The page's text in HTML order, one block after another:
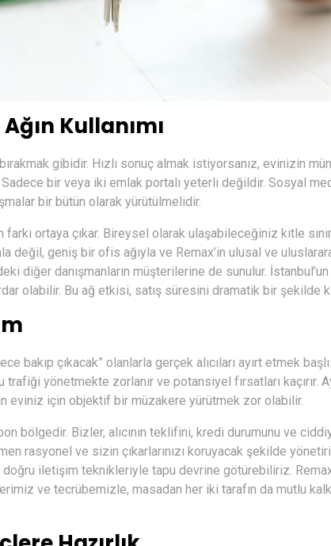
Kullanımı
gibidir. Hızlı sonuç almak istiyorsanız, evinizin
bir veya iki emlak portalı yeterli değildir. Sosyal
bir bütün olarak yürütülmelidir.
ortaya çıkar. Bireysel olarak ulaşabileceğiniz kitle
değil, geniş bir ofis ağıyla ve Remax’in ulusal ve
diğer danışmanların müşterilerine de sunulur.
olabilir. Bu ağ etkisi, satış süresini dramatik bir şekilde
bakıp çıkacak” olanlarla gerçek alıcıları ayırt etmek
yönetmekte zorlanır ve potansiyel fırsatları kaçırır.
eviniz için objektif bir müzakere yürütmek zor olabilir.
bölgedir. Bizler, alıcının teklifini, kredi durumunu ve
rasyonel ve sizin çıkarlarınızı koruyacak şekilde
iletişim teknikleriyle tapu devrine götürebiliriz.
ve tecrübemizle, masadan her iki tarafın da mutlu